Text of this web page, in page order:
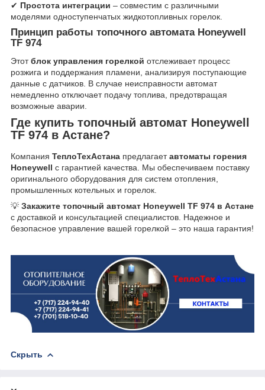
✔ Простота интеграции – совместим с различными
моделями одноступенчатых жидкотопливных горелок.
Принцип работы топочного автомата Honeywell
TF 974
Этотблок управления горелкой отслеживает процесс
розжига и поддержания пламени, анализируя поступающие
данные с датчиков. В случае неисправности автомат
немедленно отключает подачу топлива, предотвращая
возможные аварии.
Где купить топочный автомат Honeywell
TF 974 в Астане?
Компания ТеплоТехАстана предлагаетавтоматы горения
Honeywell с гарантией качества. Мы обеспечиваем поставку
оригинального оборудования для систем отопления,
промышленных котельных и горелок.
💡 Закажите топочный автомат Honeywell TF 974 в Астане
с доставкой и консультацией специалистов. Надежное и
безопасное управление вашей горелкой – это наша гарантия!
Скрыть